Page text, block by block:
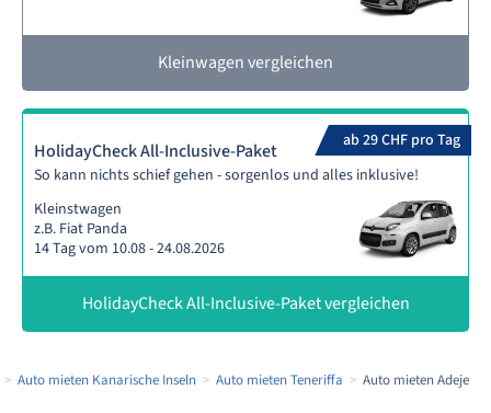
Kleinwagen vergleichen
ab 29 CHF pro Tag
HolidayCheck All-Inclusive-Paket
So kann nichts schief gehen - sorgenlos und alles inklusive!
Kleinstwagen
z.B. Fiat Panda
14 Tag vom 10.08 - 24.08.2026
HolidayCheck All-Inclusive-Paket vergleichen
Auto mieten Kanarische Inseln Auto mieten Teneriffa Auto mieten Adeje